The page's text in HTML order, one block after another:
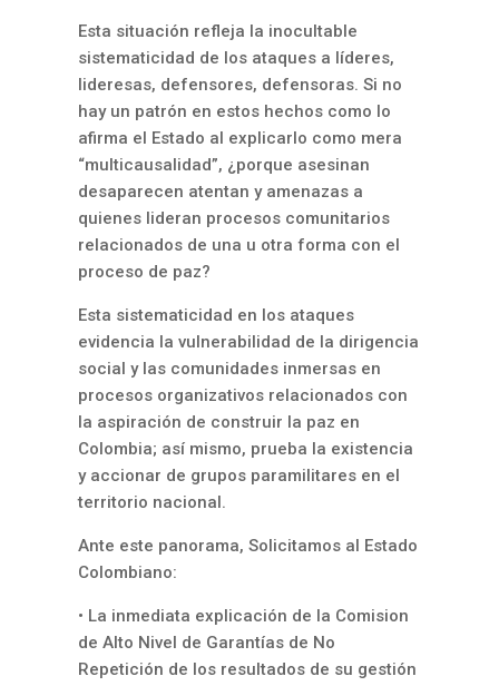
Esta situación refleja la inocultable
sistematicidad de los ataques a líderes,
lideresas, defensores, defensoras. Si no
hay un patrón en estos hechos como lo
afirma el Estado al explicarlo como mera
“multicausalidad”, ¿porque asesinan
desaparecen atentan y amenazas a
quienes lideran procesos comunitarios
relacionados de una u otra forma con el
proceso de paz?
Esta sistematicidad en los ataques
evidencia la vulnerabilidad de la dirigencia
social y las comunidades inmersas en
procesos organizativos relacionados con
la aspiración de construir la paz en
Colombia; así mismo, prueba la existencia
y accionar de grupos paramilitares en el
territorio nacional.
Ante este panorama, Solicitamos al Estado
Colombiano:
• La inmediata explicación de la Comision
de Alto Nivel de Garantías de No
Repetición de los resultados de su gestión